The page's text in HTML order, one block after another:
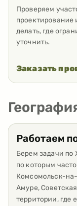
Проверяем
проектирование
делать, где
уточнить.
Заказать
Работаем
Берем задачи по
по которым
Комсомольск-
Амуре,
территории, где